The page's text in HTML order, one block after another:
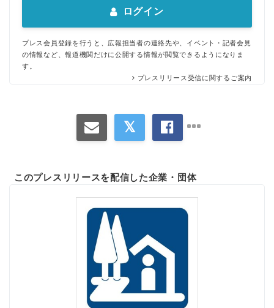
ログイン
プレス会員登録を行うと、広報担当者の連絡先や、イベント・記者会見
の情報など、報道機関だけに公開する情報が閲覧できるようになりま
す。
プレスリリース受信に関するご案内
このプレスリリースを配信した企業・団体